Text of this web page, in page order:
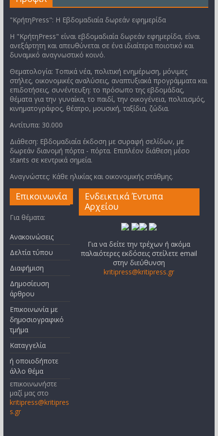
"ΚρήτηPress": Η Εβδομαδιαία δωρεάν εφημερίδα
Η "ΚρήτηPress" είναι εβδομαδιαία δωρεάν εφημερίδα, είναι
ανεξάρτητη και απευθύνεται σε ένα ιδιαίτερα ποιοτικό και
δυναμικό αναγνωστικό κοινό.
Θεματολογία: Τοπικά νέα, πολιτική ενημέρωση, μόνιμες
στήλες, οικονομικές αναλύσεις, αναπτυξιακά προγράμματα και
επιδοτήσεις, συνέντευξη: το πρόσωπο της εβδομάδας,
θέματα για την γυναίκα, το παιδί, την οικογένεια, πολιτισμός,
κινηματογράφος, θέατρο, μουσική, ταξίδια, ζώδια.
Αντίτυπα: 30.000
Διάθεση: Εβδομαδιαία έκδοση με συραφή σελίδων, με
δωρεάν διανομή πόρτα - πόρτα. Επιπλέον διάθεση μέσο
stants σε κεντρικά σημεία.
Αναγνώστες: Κάθε ηλικίας και οικονομικής στάθμης.
Επικοινωνία
Για θέματα:
Ανακοινώσεις
Δελτία τύπου
Διαφήμιση
Δημοσίευση
άρθρου
Επικοινωνία με
δημοσιογραφικό
τμήμα
Καταγγελία
ή οποιοδήποτε
άλλο θέμα
επικοινωνήστε
μαζί μας στο
kritipress@kritipres
s.gr
Ενδεικτικά Έντυπα
Αρχείου
Για να δείτε την τρέχων ή ακόμα
παλαιότερες εκδόσεις στείλετε email
στην διεύθυνση
kritipress@kritipress.gr